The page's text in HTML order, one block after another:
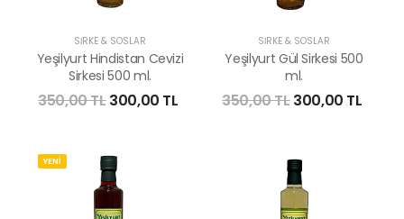
SİRKE & SOSLAR
Yeşilyurt Hindistan Cevizi
Sirkesi 500 ml.
350,00 TL300,00 TL
SİRKE & SOSLAR
Yeşilyurt Gül Sirkesi 500
ml.
350,00 TL300,00 TL
YENİ